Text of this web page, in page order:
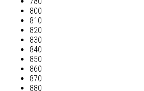
800
810
820
830
840
850
860
870
880